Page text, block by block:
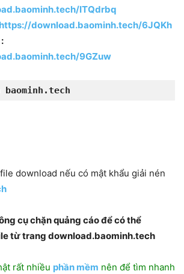
ITQdrbq
https://download.baominh.tech/6JQKh
9GZuw
baominh.tech
download nếu có mật khẩu giải nén
cụ chặn quảng cáo để có thể
từ trang download.baominh.tech
rất nhiều phần mềm nên để tìm nhanh